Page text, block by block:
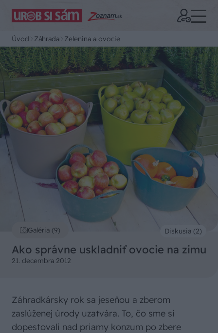
Úvod Záhrada Zelenina a ovocie
Galéria (9)
Ako správne uskladniť ovocie na zimu
21. decembra 2012
Diskusia (2)
Záhradkársky rok sa jeseňou a zberom
zaslúženej úrody uzatvára. To, čo sme si
dopestovali nad priamy konzum po zbere